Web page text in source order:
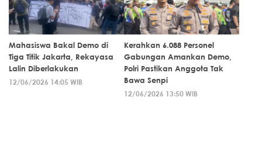
Mahasiswa Bakal Demo di
Tiga Titik Jakarta, Rekayasa
Lalin Diberlakukan
12/06/2026 14:05 WIB
Kerahkan 6.088 Personel
Gabungan Amankan Demo,
Polri Pastikan Anggota Tak
Bawa Senpi
12/06/2026 13:50 WIB